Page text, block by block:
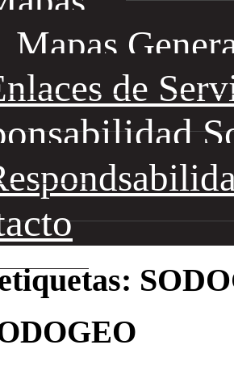
Mapas
de